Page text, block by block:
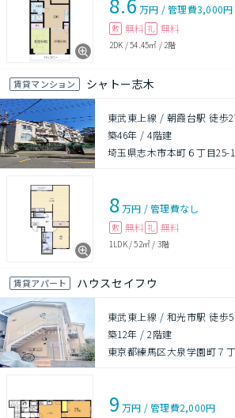
万円 /管理費3,000円
敷 無料 礼 無料
2DK /54.45㎡ / 2階
賃貸マンション シャトー志木
東武東上線 / 朝霞台駅 徒歩
築46年 /4階建
埼玉県志木市本町６丁目25-
8万円 /管理費なし
敷 無料 礼 無料
1LDK/52㎡ / 3階
賃貸アパート ハウスセイフウ
東武東上線 / 和光市駅 徒歩
築12年 /2階建
東京都練馬区大泉学園町７
9 万円 /管理費2,000円